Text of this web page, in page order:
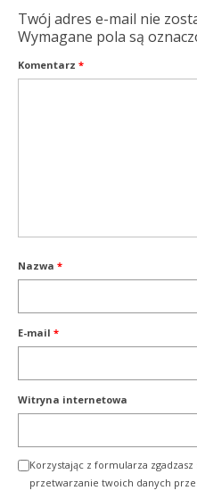
Twój adres e-mail nie
Wymagane pola są
Komentarz *
Nazwa *
E-mail *
Witryna internetowa
Korzystając z formularza
przetwarzanie twoich danych